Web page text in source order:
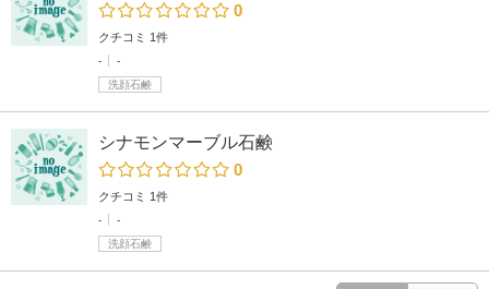
0
クチコミ 1件
-
-
洗顔石鹸
シナモンマーブル石鹸
0
クチコミ 1件
-
-
洗顔石鹸